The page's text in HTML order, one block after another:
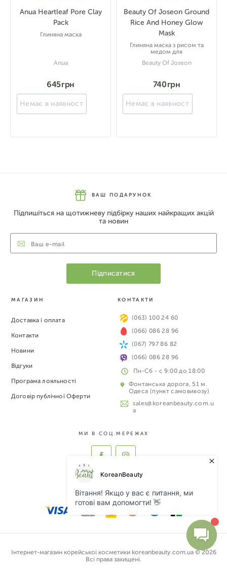
Anua Heartleaf Pore Clay
Pack
Глиняна маска
Anua
645 грн
Немає в наявності
Beauty Of Joseon Ground
Rice And Honey Glow
Mask
Глиняна маска з рисом та
медом для
Beauty Of Joseon
740 грн
Немає в наявності
ВАШ ПОДАРУНОК
Підпишіться на щотижневу підбірку наших найкращих акцій
та новин
МАГАЗИН
Доставка і оплата
Контакти
Новини
Відгуки
Програма лояльності
Договір публічної Оферти
КОНТАКТИ
(063) 100 24 60
(066) 086 28 96
(067) 797 86 82
(066) 086 28 96
Пн-Сб - с 9:00 до 18:00
Фонтанська дорога, 51 м.
Одеса (пункт самовивозу)
sales@koreanbeauty.com.u
a
МИ В СОЦ.МЕРЕЖАХ
ПРИЙМАЄМО ДО ОПЛАТИ:
Інтернет-магазин корейської косметики koreanbeauty.com.ua © 2026
Всі права захищені.